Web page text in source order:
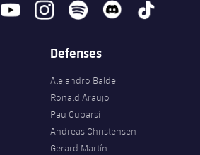
youtubeinstagramspotify discord tiktok
Defenses
Alejandro Balde
Ronald Araujo
Pau Cubarsí
Andreas Christensen
Gerard Martín